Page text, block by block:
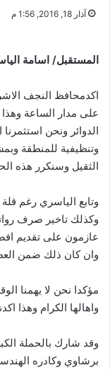
آذار 18, 2016, 1:56 م
المستقبل/ اسامة
اكدمحافظ النجف
على مدار الساعة
الدوائر ونحن
وتنظيفية للمنطقة
الثقيل وسنكرر هذه
وتابع الياسري رغم
وكذلك تاخير صرف
عازمون على تقديم
وان كان ذلك ضمن
مؤكدا نحن لا يهمنا
واهالها الكرام وهذا
وقد شارك بالحملة
برشاوي وكادره